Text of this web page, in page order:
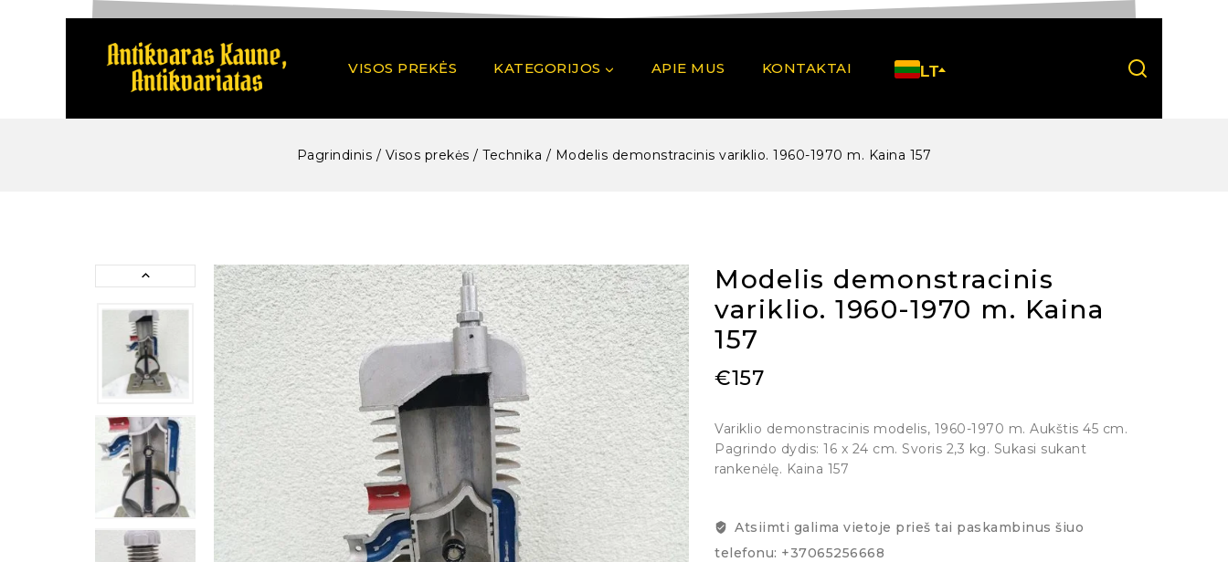
VISOS PREKĖS KATEGORIJOS APIE MUS KONTAKTAI LT
Pagrindinis / Visos prekės / Technika / Modelis demonstracinis variklio. 1960-1970 m. Kaina 157
Modelis demonstracinis
variklio. 1960-1970 m. Kaina
157
€157
Variklio demonstracinis modelis, 1960-1970 m. Aukštis 45 cm.
Pagrindo dydis: 16 x 24 cm. Svoris 2,3 kg. Sukasi sukant
rankenėlę. Kaina 157
Atsiimti galima vietoje prieš tai paskambinus šiuo
telefonu: +37065256668